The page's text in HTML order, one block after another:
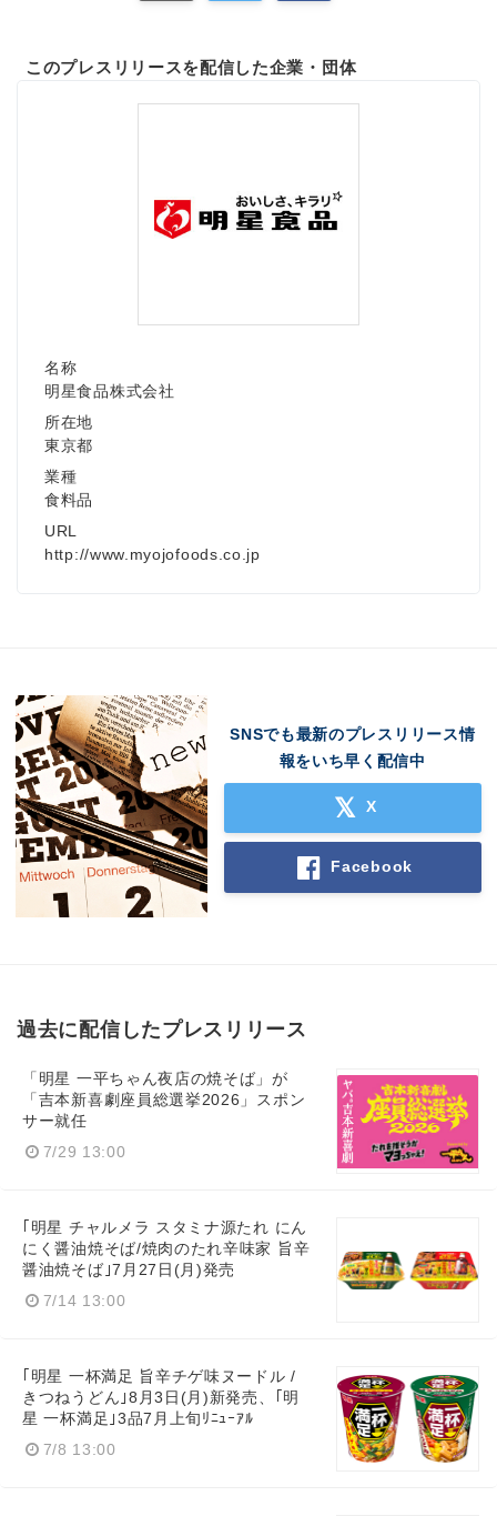
このプレスリリースを配信した企業・団体
名称
明星食品株式会社
所在地
東京都
業種
食料品
URL
http://www.myojofoods.co.jp
SNSでも最新のプレスリリース情
報をいち早く配信中
X
Facebook
過去に配信したプレスリリース
「明星 一平ちゃん夜店の焼そば」が
「吉本新喜劇座員総選挙2026」スポン
サー就任
7/29 13:00
｢明星 チャルメラ スタミナ源たれ にん
にく醤油焼そば/焼肉のたれ辛味家 旨辛
醤油焼そば｣7月27日(月)発売
7/14 13:00
｢明星 一杯満足 旨辛チゲ味ヌードル /
きつねうどん｣8月3日(月)新発売、｢明
星 一杯満足｣3品7月上旬ﾘﾆｭｰｱﾙ
7/8 13:00